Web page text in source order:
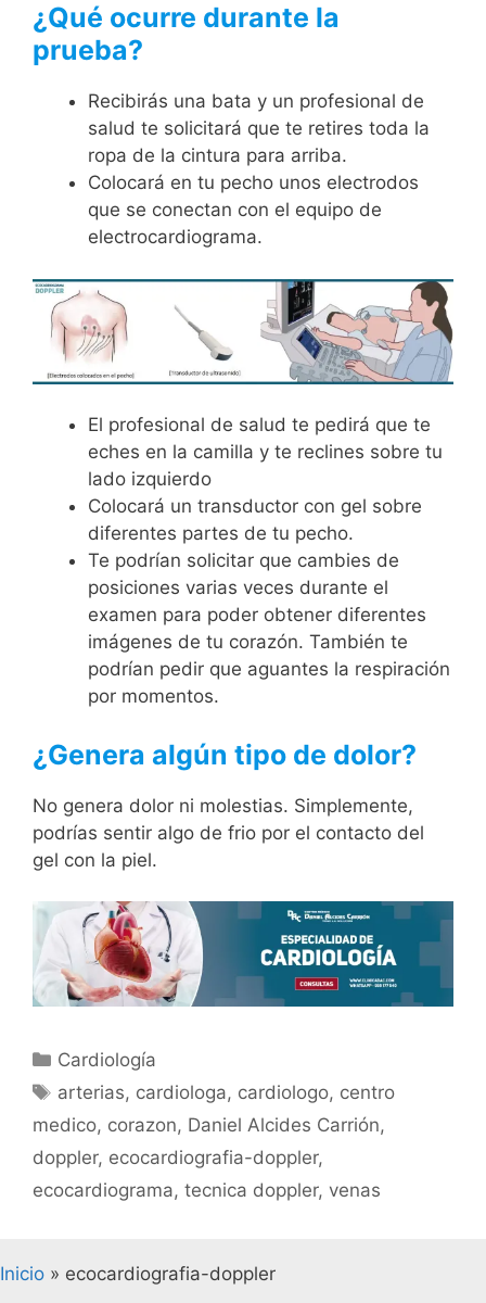
¿Qué ocurre durante la
prueba?
Recibirás una bata y un profesional de
salud te solicitará que te retires toda la
ropa de la cintura para arriba.
Colocará en tu pecho unos electrodos
que se conectan con el equipo de
electrocardiograma.
El profesional de salud te pedirá que te
eches en la camilla y te reclines sobre tu
lado izquierdo
Colocará un transductor con gel sobre
diferentes partes de tu pecho.
Te podrían solicitar que cambies de
posiciones varias veces durante el
examen para poder obtener diferentes
imágenes de tu corazón. También te
podrían pedir que aguantes la respiración
por momentos.
¿Genera algún tipo de dolor?
No genera dolor ni molestias. Simplemente,
podrías sentir algo de frio por el contacto del
gel con la piel.
Cardiología
arterias, cardiologa, cardiologo, centro
medico, corazon, Daniel Alcides Carrión,
doppler, ecocardiografia-doppler,
ecocardiograma, tecnica doppler, venas
Inicio » ecocardiografia-doppler